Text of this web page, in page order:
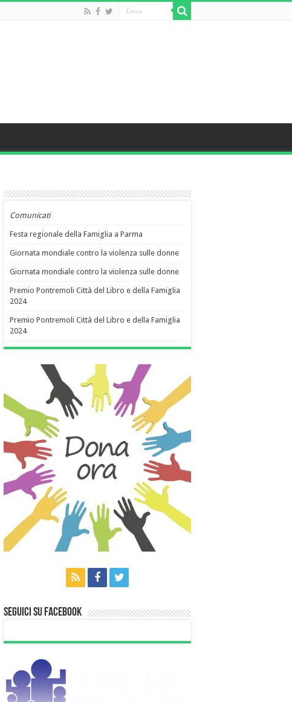
Comunicati
Festa regionale della Famiglia a Parma
Giornata mondiale contro la violenza sulle donne
Giornata mondiale contro la violenza sulle donne
Premio Pontremoli Città del Libro e della Famiglia
2024
Premio Pontremoli Città del Libro e della Famiglia
2024
Seguici su Facebook